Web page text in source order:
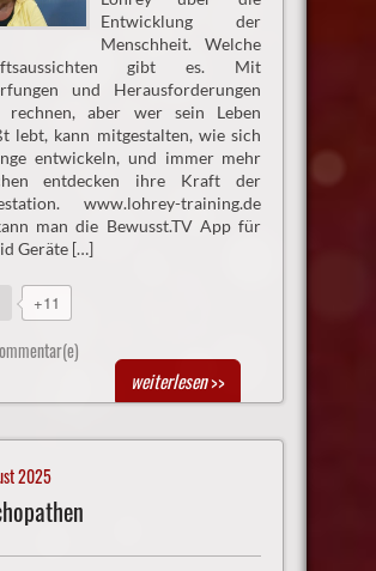
Entwicklung der
Menschheit. Welche
gibt es. Mit
und Herausforderungen
aber wer sein Leben
lebt, kann mitgestalten, wie sich
entwickeln, und immer mehr
entdecken ihre Kraft der
www.lohrey-training.de
man die Bewusst.TV App für
Geräte […]
+11
weiterlesen>>
2025